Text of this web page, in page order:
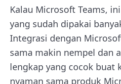
Kalau Microsoft Teams,
yang sudah dipakai
Integrasi dengan
sama makin nempel dan
lengkap yang cocok buat
nyaman sama produk